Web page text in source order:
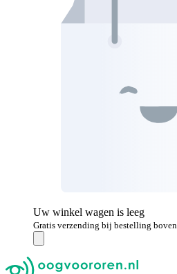
Uw winkel wagen is leeg
Gratis verzending bij bestelling boven